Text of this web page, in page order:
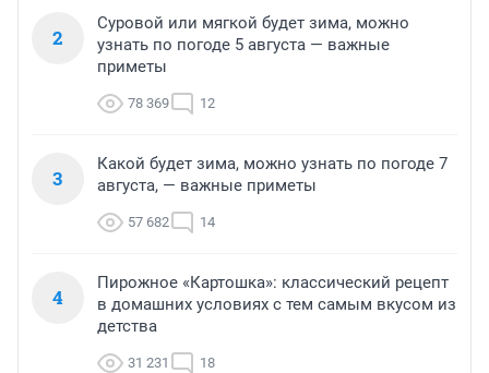
2
Суровой или мягкой будет зима, можно
узнать по погоде 5 августа — важные
приметы
78 369 12
3
Какой будет зима, можно узнать по погоде 7
августа, — важные приметы
57 682 14
4
Пирожное «Картошка»: классический рецепт
в домашних условиях с тем самым вкусом из
детства
31 231 18